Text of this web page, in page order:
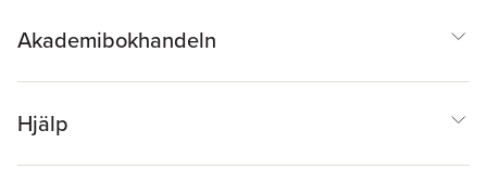
Akademibokhandeln
Hjälp